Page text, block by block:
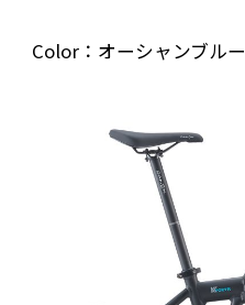
Color：オーシャンブルー